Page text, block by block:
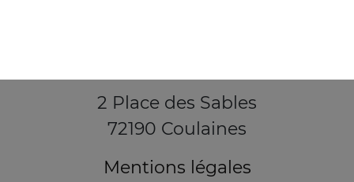
2 Place des Sables
72190 Coulaines
Mentions légales